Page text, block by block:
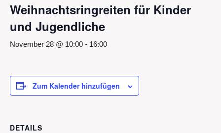
Weihnachtsringreiten für Kinder
und Jugendliche
November 28 @ 10:00 - 16:00
Zum Kalender hinzufügen
DETAILS